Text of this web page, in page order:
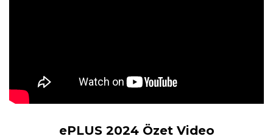
ePLUS 2024 Özet Video